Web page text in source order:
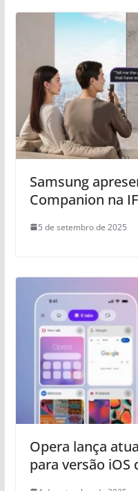
Samsung
Companion na
5 de setembro de 2025
Opera lança
para versão iOS